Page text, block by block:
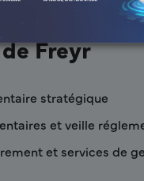
Freyr
stratégique
et veille
et services de